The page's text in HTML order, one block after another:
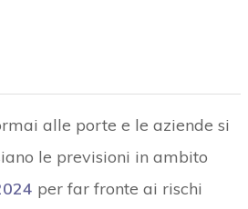
alle porte e le aziende si
le previsioni in ambito
per far fronte ai rischi